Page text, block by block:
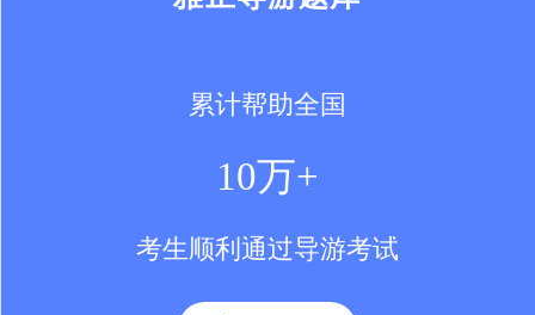
累计帮助全国
10万+
考生顺利通过导游考试